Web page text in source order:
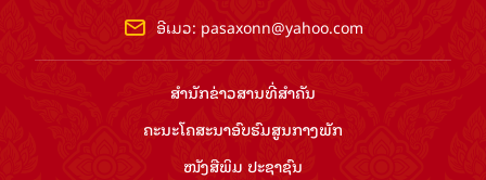
ອີເມວ: pasaxonn@yahoo.com
ສຳ​ນັກ​ຂ່າວ​ສານ​ທີ່​ສຳ​ຄັນ​
ຄະນະໂຄສະນາອົບຮົມ​ສູນ​ກາງ​ພັກ
ໜັງສືພິມ ປະ​ຊາ​ຊົນ